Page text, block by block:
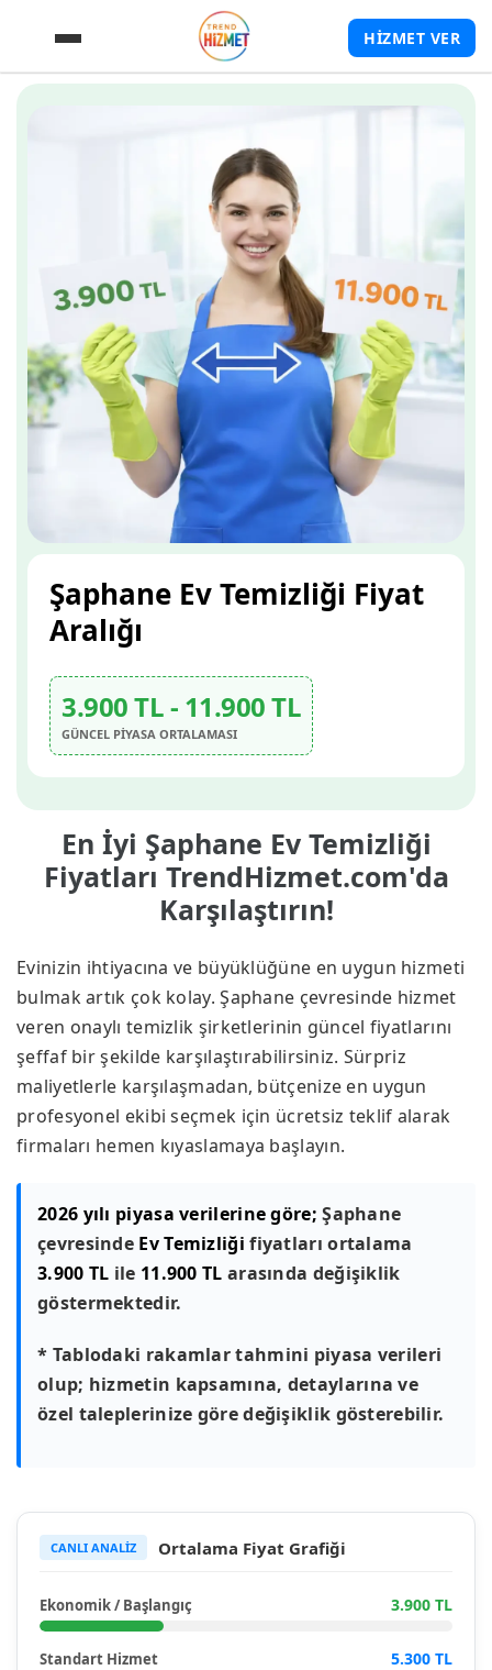
HİZMET VER
En İyi Şaphane Ev Temizliği
Fiyatları TrendHizmet.com'da
Karşılaştırın!
Evinizin ihtiyacına ve büyüklüğüne en uygun hizmeti
bulmak artık çok kolay. Şaphane çevresinde hizmet
veren onaylı temizlik şirketlerinin güncel fiyatlarını
şeffaf bir şekilde karşılaştırabilirsiniz. Sürpriz
maliyetlerle karşılaşmadan, bütçenize en uygun
profesyonel ekibi seçmek için ücretsiz teklif alarak
firmaları hemen kıyaslamaya başlayın.
2026 yılı piyasa verilerine göre; Şaphane
çevresinde Ev Temizliği fiyatları ortalama
3.900 TL ile 11.900 TL arasında değişiklik
göstermektedir.
* Tablodaki rakamlar tahmini piyasa verileri
olup; hizmetin kapsamına, detaylarına ve
özel taleplerinize göre değişiklik gösterebilir.
CANLI ANALİZ Ortalama Fiyat Grafiği
Ekonomik / Başlangıç 3.900 TL
Standart Hizmet 5.300 TL
Şaphane Ev Temizliği Fiyat
Aralığı
3.900 TL - 11.900 TL
GÜNCEL PİYASA ORTALAMASI